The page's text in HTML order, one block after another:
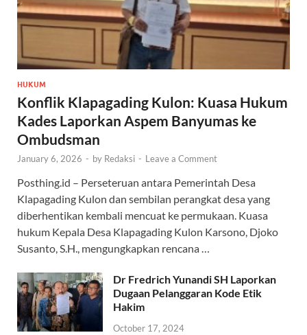
HUKUM
Konflik Klapagading Kulon: Kuasa Hukum
Kades Laporkan Aspem Banyumas ke
Ombudsman
January 6, 2026 - by Redaksi - Leave a Comment
Posthing.id – Perseteruan antara Pemerintah Desa
Klapagading Kulon dan sembilan perangkat desa yang
diberhentikan kembali mencuat ke permukaan. Kuasa
hukum Kepala Desa Klapagading Kulon Karsono, Djoko
Susanto, S.H., mengungkapkan rencana …
Dr Fredrich Yunandi SH Laporkan
Dugaan Pelanggaran Kode Etik
Hakim
October 17, 2024